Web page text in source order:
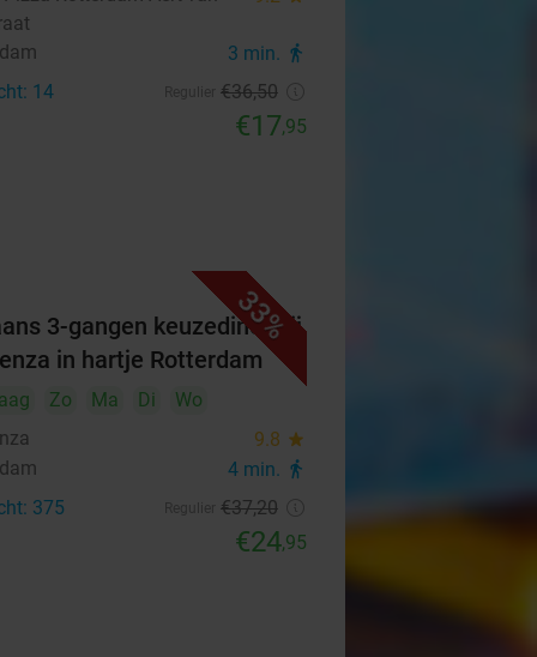
3 min. directions_walk
14 €36,50
€17,95
33%
3-gangen keuzediner bij
in hartje Rotterdam
Zo Ma Di
Wo
9.8 star
4 min. directions_walk
375 €37,20
€24,95